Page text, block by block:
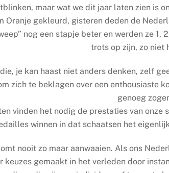
maar wat we dit jaar laten zien is
Oranje gekleurd, gisteren deden de
nog een stapje beter en werden ze
trots op zijn, zo niet
je kan haast niet anders denken, zelf
zich te beklagen over een enthousiaste
genoeg
vinden het nodig de prestaties van
winnen in dat schaatsen het
nooit zo maar aanwaaien. Als ons
keuzes gemaakt in het verleden door